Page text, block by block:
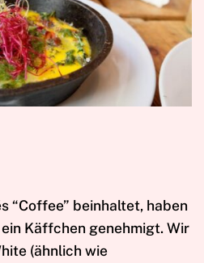
“Coffee” beinhaltet, haben
Käffchen genehmigt. Wir
(ähnlich wie